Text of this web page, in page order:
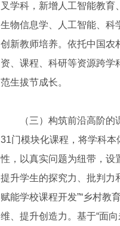
叉学科，新增人工智能教
生物信息学、人工智能、科
创新教师培养。依托中国农
资、课程、科研等资源跨学
范生拔节成长。
（三）构筑前沿高阶的课
31门模块化课程，将学科
性，以真实问题为纽带，设
提升学生的探究力、批判力
赋能学校课程开发”“乡村教
维、提升创造力。基于“面